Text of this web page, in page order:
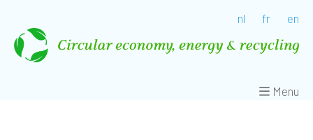
nl fr en
Menu